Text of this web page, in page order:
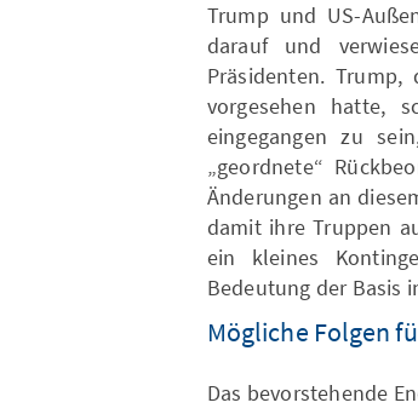
Trump und US-
darauf und
Präsidenten.
vorgesehen hatte,
eingegangen zu
„geordnete“
Änderungen an
damit ihre Truppen
ein kleines
Bedeutung der Basis
Mögliche Folgen
Das bevorstehende